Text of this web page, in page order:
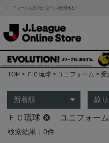
ユニフォームなどの公式グッズが買える！
TOP ＦＣ琉球 ユニフォーム 受
絞
ＦＣ琉球 ユニフォーム
検索結果：0件